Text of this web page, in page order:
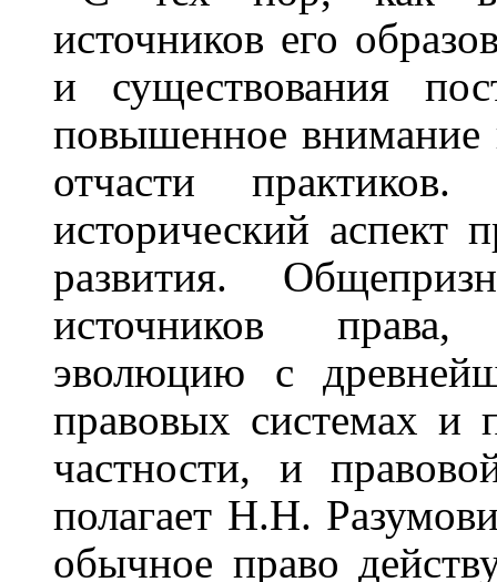
источников его
и существования
повышенное внимание
отчасти
исторический аспект
развития.
источников права,
эволюцию с
правовых системах
частности, и
полагает Н.Н.
обычное право